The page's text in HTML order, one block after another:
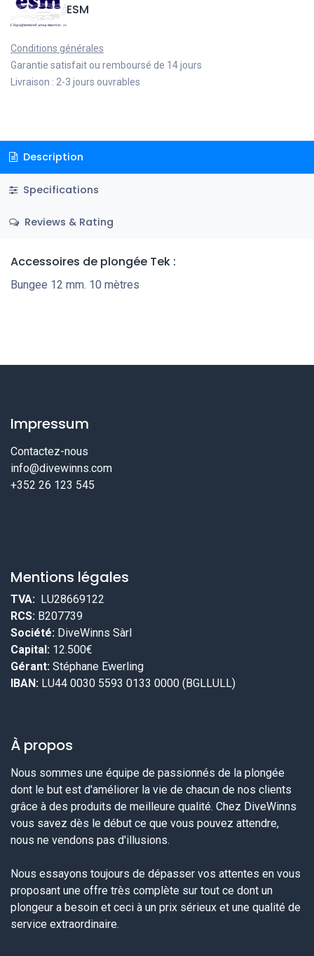
ESM
Conditions générales
Garantie satisfait ou remboursé de 14 jours
Livraison : 2-3 jours ouvrables
Description
Specifications
Reviews & Rating
Accessoires de plongée Tek :
Bungee 12 mm. 10 mètres
Impressum
Contactez-nous
info@divewinns.com
+352 26 123 545
Mentions légales
TVA: LU28669122
RCS: B207739
Société: DiveWinns Sàrl
Capital: 12.500€
Gérant: Stéphane Ewerling
IBAN: LU44 0030 5593 0133 0000 (BGLLULL)
À propos
Nous sommes une équipe de passionnés de la plongée
dont le but est d'améliorer la vie de chacun de nos clients
grâce à des produits de meilleure qualité. Chez DiveWinns
vous savez dès le début ce que vous pouvez attendre,
nous ne vendons pas d'illusions.
Nous essayons toujours de dépasser vos attentes en vous
proposant une offre très complète sur tout ce dont un
plongeur a besoin et ceci à un prix sérieux et une qualité de
service extraordinaire.